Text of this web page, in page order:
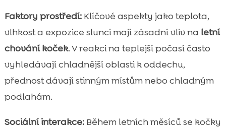
Faktory prostředí:Klíčové aspekty jako teplota,
vlhkost a expozice slunci mají zásadní vliv na letní
chování koček. V reakci na teplejší počasí často
vyhledávají chladnější oblasti k oddechu,
přednost dávají stinným místům nebo chladným
podlahám.
Sociální interakce:Během letních měsíců se kočky